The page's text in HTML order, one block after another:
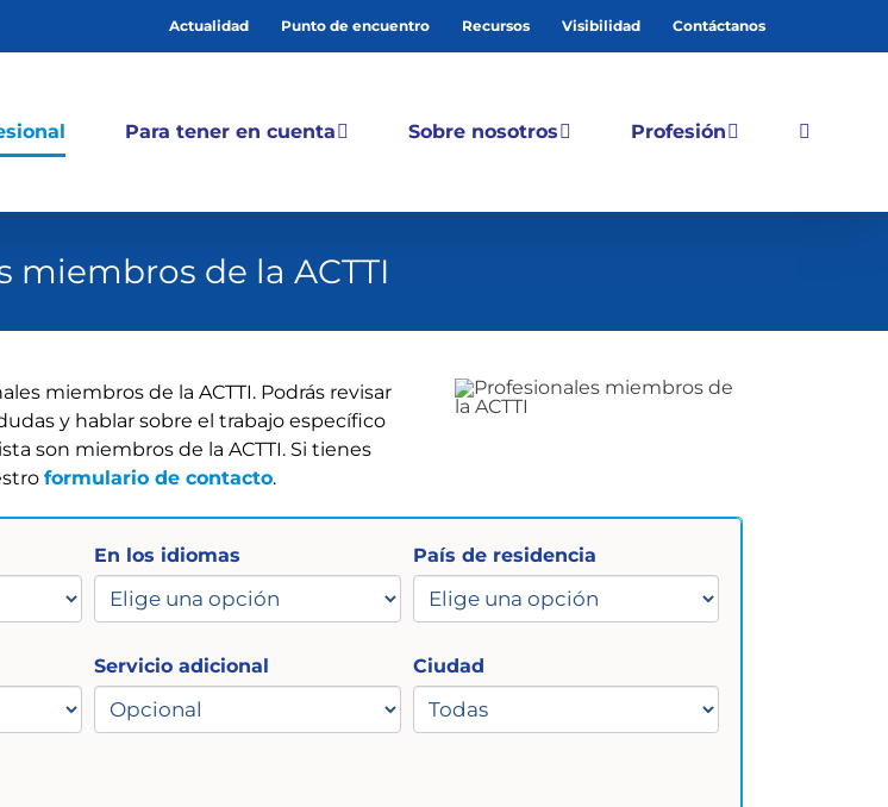
Actualidad Punto de encuentro Recursos Visibilidad Contáctanos
Para tener en cuenta Sobre nosotros Profesión
miembros de la ACTTI
miembros de la ACTTI. Podrás revisar
y hablar sobre el trabajo específico
son miembros de la ACTTI. Si tienes
formulario de contacto.
En los idiomas País de residencia
Servicio adicional Ciudad